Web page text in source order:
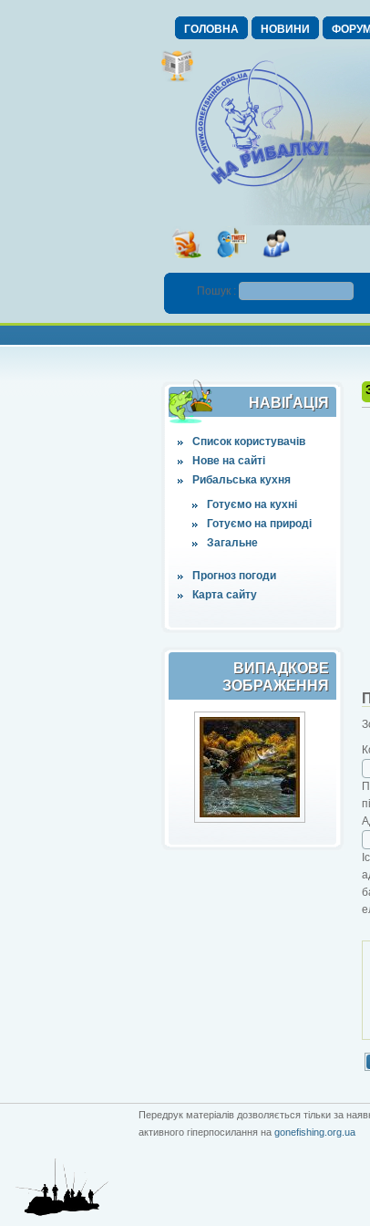
ГОЛОВНА НОВИНИ ФОРУМ
Пошук :
НАВІҐАЦІЯ
Список користувачів
Нове на сайті
Рибальська кухня
Готуємо на кухні
Готуємо на природі
Загальне
Прогноз погоди
Карта сайту
ВИПАДКОВЕ
ЗОБРАЖЕННЯ
Передрук матеріалів дозволяється тільки за
активного гіперпосилання на gonefishing.org.ua